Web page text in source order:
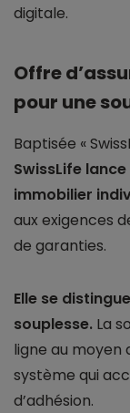
digitale.
Offre
pour une
Baptisée «
SwissLife
immobilier
aux exigences
de garanties.
Elle se
souplesse. La
ligne au moyen
système qui
d’adhésion.